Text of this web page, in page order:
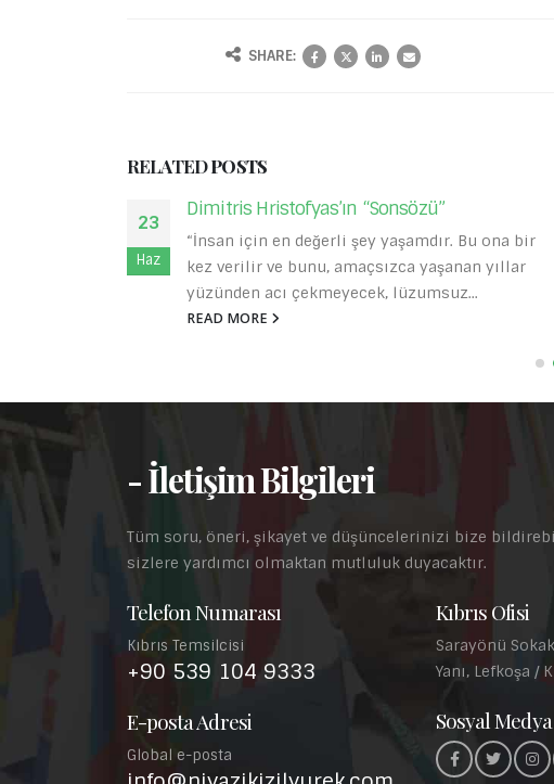
SHARE:
RELATEDPOSTS
Nis
Aşk Üzerine Notlar
Aşk, her şeyden önce ‘tutku’ demektir. Yani,
Pathos. Aşk tanrıçası Afrodit’in
birine verdiği isim de budur. Diğer oğlunun
READ MORE
- İletişim Bilgileri
Tüm soru, öneri, şikayet ve düşüncelerinizi bize
sizlere yardımcı olmaktan mutluluk duyacaktır.
Telefon Numarası
Kıbrıs Temsilcisi
+90 539 104 9333
E-posta Adresi
Global e-posta
Kıbrıs Ofisi
Sarayönü
Yanı, Lefkoşa /
Sosyal Medya